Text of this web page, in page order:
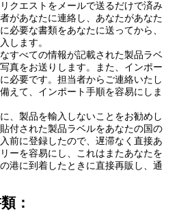
クエストをメールで送るだけで済み
があなたに連絡し、あなたがあなた
必要な書類をあなたに送ってから、
します。
すべての情報が記載された製品ラベ
真をお送りします。また、インポー
必要です。担当者からご連絡いたし
えて、インポート手順を容易にしま
、製品を輸入しないことをお勧めし
付された製品ラベルをあなたの国の
前に登録したので、遅滞なく直接あ
ーを容易にし、これはまたあなたを
港に到着したときに直接再販し、通
：